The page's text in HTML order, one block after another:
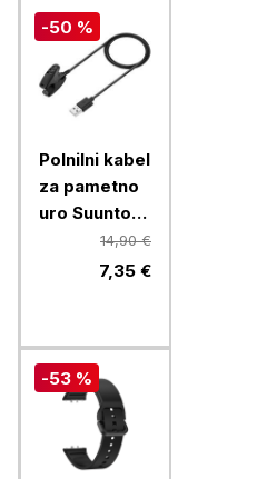
-50 %
Polnilni kabel
za pametno
uro Suunto
Ambit2,
14,90 €
7,35 €
-53 %